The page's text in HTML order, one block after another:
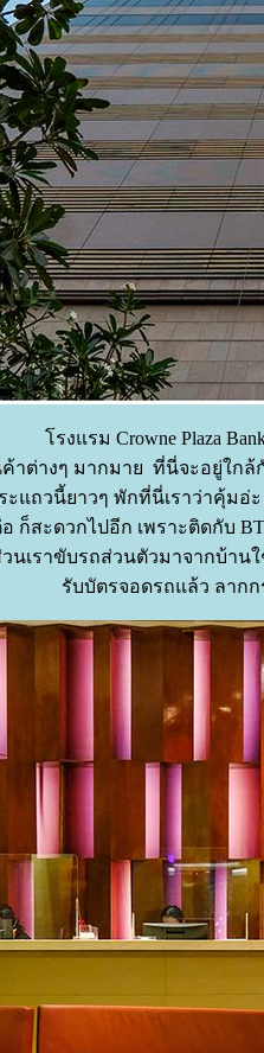
รงแรม Crowne Plaza
ต่างๆ มากมาย ที่นี่จะอยู่ใกล้
แถวนี้ยาวๆ พักที่นี่เราว่าคุ้มอ่ะ
อ ก็สะดวกไปอีก เพราะติดกับ
นเราขับรถส่วนตัวมาจากบ้าน
รับบัตรจอดรถแล้ว ลากก